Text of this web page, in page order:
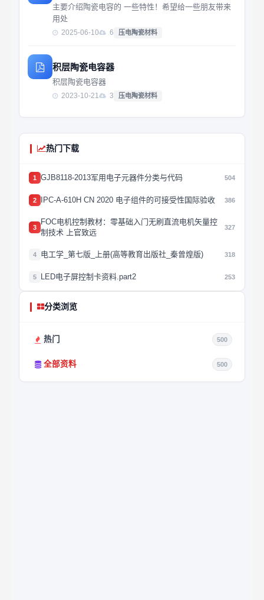
主要介绍陶瓷电容的 一些特性！希望给一些朋友带来
用处
2025-06-10 6 压电陶瓷材料
积层陶瓷电容器
积层陶瓷电容器
2023-10-21 3 压电陶瓷材料
热门下载
1 GJB8118-2013军用电子元器件分类与代码 504
2 IPC-A-610H CN 2020 电子组件的可接受性国际验收 386
3
FOC电机控制教材：零基础入门无刷直流电机矢量控
制技术 上官致远
327
4 电工学_第七版_上册(高等教育出版社_秦曾煌版) 318
5 LED电子屏控制卡资料.part2 253
分类浏览
热门 500
全部资料 500